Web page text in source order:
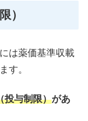
）
は薬価基準収載
す。
投与制限）があ